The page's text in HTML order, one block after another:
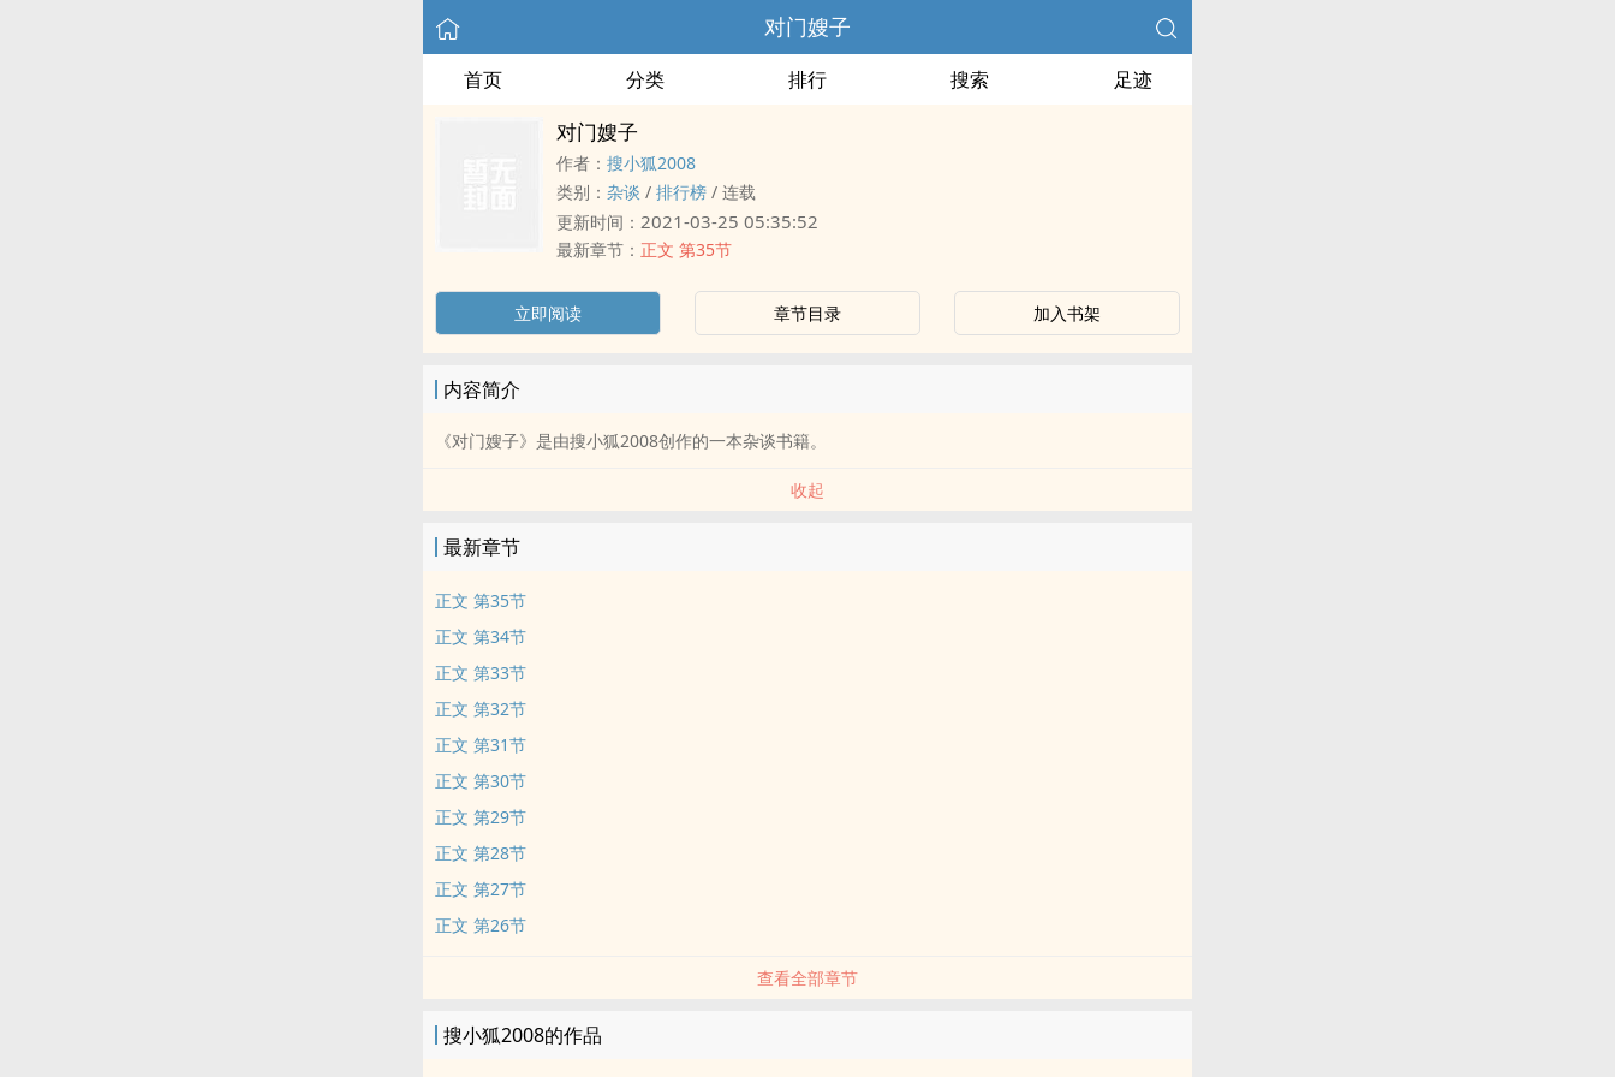
对门嫂子
首页 分类 排行 搜索 足迹
对门嫂子
作者： 搜小狐2008
类别： 杂谈 / 排行榜 / 连载
更新时间： 2021-03-25 05:35:52
最新章节： 正文 第35节
立即阅读 章节目录 加入书架
内容简介
《对门嫂子》是由搜小狐2008创作的一本杂谈书籍。
收起
最新章节
正文 第35节
正文 第34节
正文 第33节
正文 第32节
正文 第31节
正文 第30节
正文 第29节
正文 第28节
正文 第27节
正文 第26节
查看全部章节
搜小狐2008的作品